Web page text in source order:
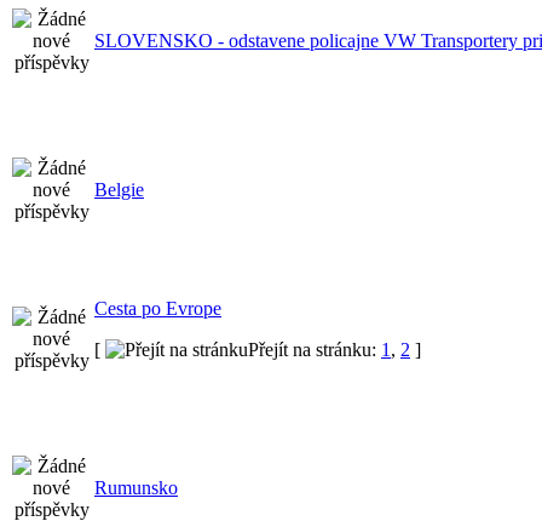
SLOVENSKO - odstavene policajne VW Transportery
Belgie
Cesta po Evrope
[
Přejít na stránku: 1 , 2 ]
Rumunsko